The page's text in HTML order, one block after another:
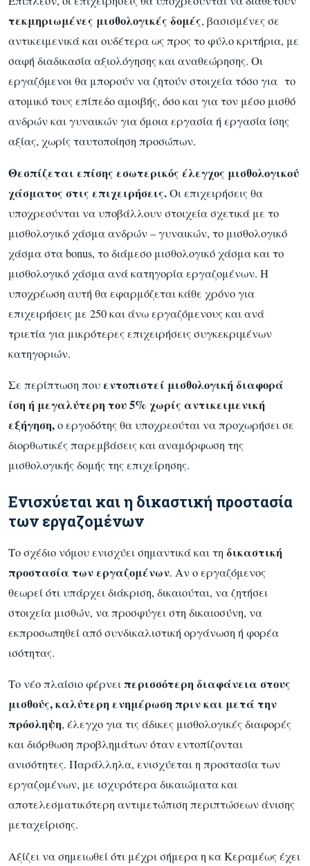
τεκμηριωμένες μισθολογικές δομές, βασισμένες σε
αντικειμενικά και ουδέτερα ως προς το φύλο κριτήρια, με
σαφή διαδικασία αξιολόγησης και αναθεώρησης. Οι
εργαζόμενοι θα μπορούν να ζητούν στοιχεία τόσο για το
ατομικό τους επίπεδο αμοιβής, όσο και για τον μέσο μισθό
ανδρών και γυναικών για όμοια εργασία ή εργασία ίσης
αξίας, χωρίς ταυτοποίηση προσώπων.
Θεσπίζεται επίσης εσωτερικός έλεγχος μισθολογικού
χάσματος στις επιχειρήσεις.Οι επιχειρήσεις θα
υποχρεούνται να υποβάλλουν στοιχεία σχετικά με το
μισθολογικό χάσμα ανδρών – γυναικών, το μισθολογικό
χάσμα στα bonus, το διάμεσο μισθολογικό χάσμα και το
μισθολογικό χάσμα ανά κατηγορία εργαζομένων. Η
υποχρέωση αυτή θα εφαρμόζεται κάθε χρόνο για
επιχειρήσεις με 250 και άνω εργαζόμενους και ανά
τριετία για μικρότερες επιχειρήσεις συγκεκριμένων
κατηγοριών.
Σε περίπτωση πουεντοπιστεί μισθολογική διαφορά
ίση ή μεγαλύτερη του 5% χωρίς αντικειμενική
εξήγηση,ο εργοδότης θα υποχρεούται να προχωρήσει σε
διορθωτικές παρεμβάσεις και αναμόρφωση της
μισθολογικής δομής της επιχείρησης.
Ενισχύεται και η δικαστική προστασία
των εργαζομένων
Το σχέδιο νόμου ενισχύει σημαντικά και τη δικαστική
προστασία των εργαζομένων. Αν ο εργαζόμενος
θεωρεί ότι υπάρχει διάκριση, δικαιούται, να ζητήσει
στοιχεία μισθών, να προσφύγει στη δικαιοσύνη, να
εκπροσωπηθεί από συνδικαλιστική οργάνωση ή φορέα
ισότητας.
Το νέο πλαίσιο φέρνειπερισσότερη διαφάνεια στους
μισθούς, καλύτερη ενημέρωση πριν και μετά την
πρόσληψη, έλεγχο για τις άδικες μισθολογικές διαφορές
και διόρθωση προβλημάτων όταν εντοπίζονται
ανισότητες. Παράλληλα, ενισχύεται η προστασία των
εργαζομένων, με ισχυρότερα δικαιώματα και
αποτελεσματικότερη αντιμετώπιση περιπτώσεων άνισης
μεταχείρισης.
Αξίζει να σημειωθεί ότι μέχρι σήμερα η κα Κεραμέως έχει